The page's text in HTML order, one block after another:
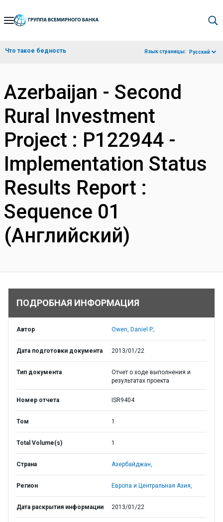
Skip
Navigation
Что такое бедность Язык страницы: Русский
Azerbaijan - Second
Rural Investment
Project : P122944 -
Implementation Status
Results Report :
Sequence 01
(Английский)
ПОДРОБНАЯ ИНФОРМАЦИЯ
Автор Owen, Daniel P.;
Дата подготовки документа 2013/01/22
Тип документа
Отчет о ходе выполнения и
результатах проекта
Номер отчета ISR9404
Том 1
Total Volume(s) 1
Страна Азербайджан,
Регион Европа и Центральная Азия,
Дата раскрытия информации 2013/01/22